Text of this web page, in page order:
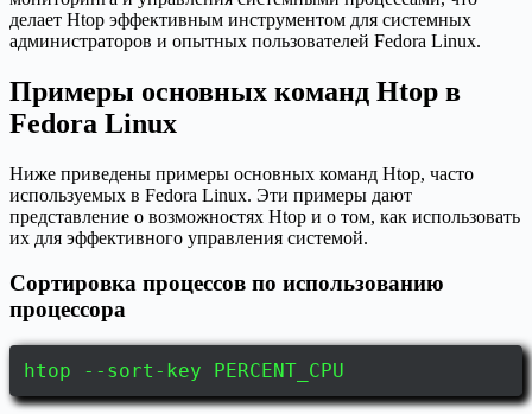
делает Htop эффективным инструментом для системных
администраторов и опытных пользователей Fedora Linux.
Примеры основных команд Htop в
Fedora Linux
Ниже приведены примеры основных команд Htop, часто
используемых в Fedora Linux. Эти примеры дают
представление о возможностях Htop и о том, как использовать
их для эффективного управления системой.
Сортировка процессов по использованию
процессора
htop --sort-key PERCENT_CPU